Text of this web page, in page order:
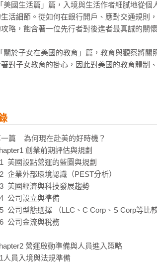
美國生活篇」篇，入境與生活作者細膩地從
生活細節。從如何在銀行開戶、應對交通規則
略，飽含著一位先行者對後進者最真誠的關懷
關於子女在美國的教育」篇，教育與觀察將
著對子女教育的掛心，因此對美國的教育體制
推薦給每一位準備在美國開創嶄新事業與生活
篇    為何現在赴美的好時機？
創業前期評估與規劃
美國設點營運的藍圖與規劃
企業外部環境認識（PEST分析）
美國經濟與科技發展趨勢
公司設立與準備
公司型態選擇 （LLC、C Corp、S Corp等比較
公司金流與稅務
營運啟動準備與人員進入策略
人員入境與法規準備